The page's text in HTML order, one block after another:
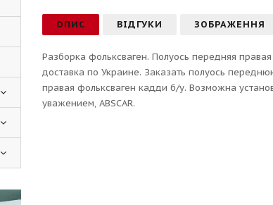
ОПИС ВІДГУКИ ЗОБРАЖЕННЯ
Разборка фольксваген. Полуось передняя
доставка по Украине. Заказать полуось
правая фольксваген кадди б/у. Возможна
уважением, ABSCAR.